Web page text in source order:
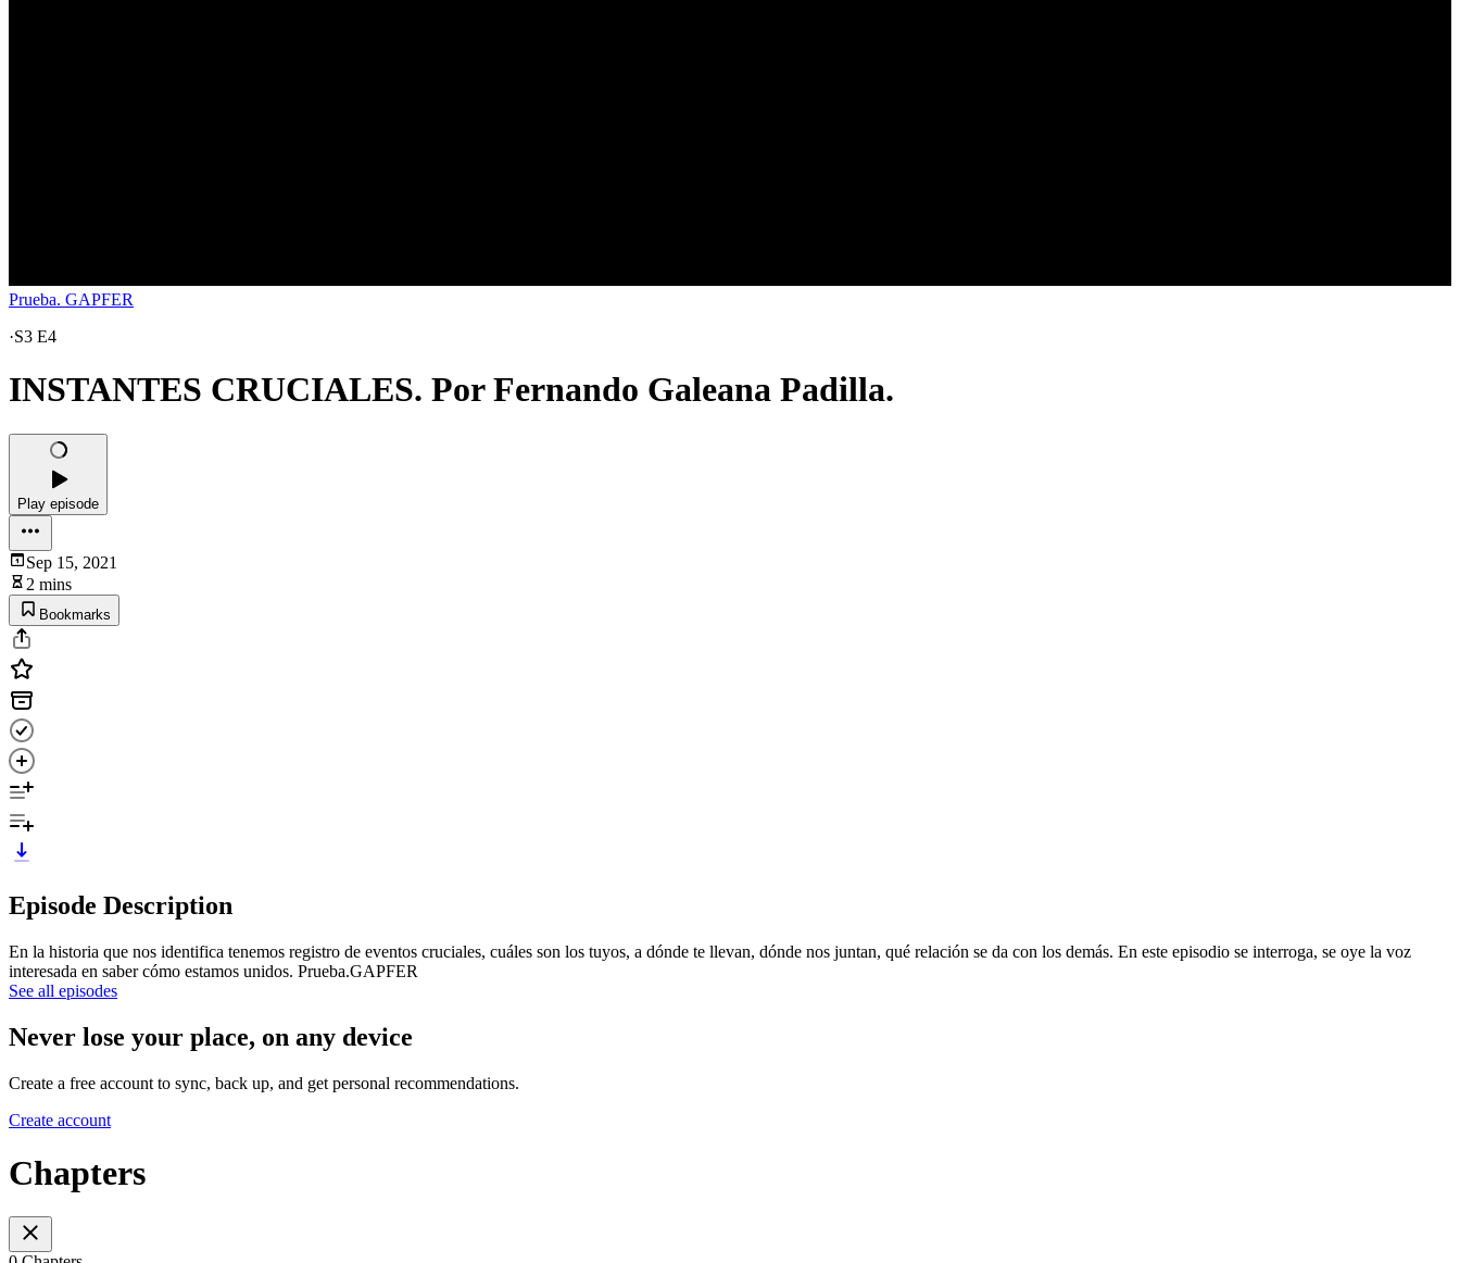
Prueba. GAPFER
·S3 E4
INSTANTES CRUCIALES. Por Fernando Galeana Padilla.
Play episode
Sep 15, 2021
2 mins
Bookmarks
Episode Description
En la historia que nos identifica tenemos registro de eventos cruciales, cuáles son los tuyos, a dónde te llevan, dónde nos juntan, qué relación se da con los demás. En este episodio se interroga, se oye la voz
interesada en saber cómo estamos unidos. Prueba.GAPFER
See all episodes
Never lose your place, on any device
Create a free account to sync, back up, and get personal recommendations.
Create account
Chapters